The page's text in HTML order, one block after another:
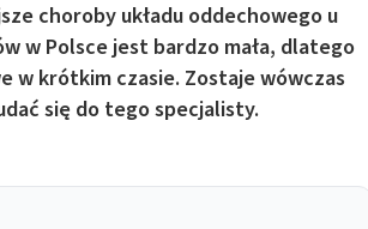
choroby układu oddechowego u
w Polsce jest bardzo mała, dlatego
w krótkim czasie. Zostaje wówczas
się do tego specjalisty.